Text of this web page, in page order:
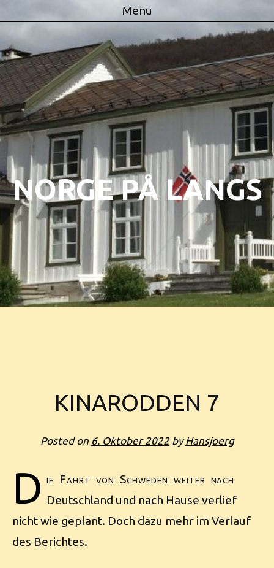
Menu
Skip to content
NORGE PÅ LANGS
KINARODDEN 7
Posted on 6. Oktober 2022byHansjoerg
D ie Fahrt von Schweden weiter nach
Deutschland und nach Hause verlief
nicht wie geplant. Doch dazu mehr im Verlauf
des Berichtes.